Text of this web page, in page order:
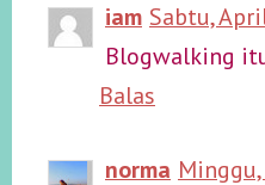
iam Sabtu,
Blogwalking
Balas
norma